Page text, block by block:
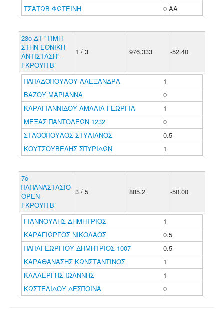
ΤΣΑΤΩΒ ΦΩΤΕΙΝΗ
0 ΑΑ
23ο ΔΤ "ΤΙΜΗ
ΣΤΗΝ ΕΘΝΙΚΗ
ΑΝΤΙΣΤΑΣΗ" -
ΓΚΡΟΥΠ Β΄
1 / 3 976.333 -52.40
ΠΑΠΑΔΟΠΟΥΛΟΥ ΑΛΕΞΑΝΔΡΑ
1
ΒΑΖΟΥ ΜΑΡΙΑΝΝΑ
0
ΚΑΡΑΓΙΑΝΝΙΔΟΥ ΑΜΑΛΙΑ ΓΕΩΡΓΙΑ
1
ΜΕΞΑΣ ΠΑΝΤΟΛΕΩΝ 1232
0
ΣΤΑΘΟΠΟΥΛΟΣ ΣΤΥΛΙΑΝΟΣ
0.5
ΚΟΥΤΣΟΥΒΕΛΗΣ ΣΠΥΡΙΔΩΝ
1
7ο
ΠΑΠΑΝΑΣΤΑΣΙΟ
ΟΡΕΝ -
ΓΚΡΟΥΠ Β΄
3 / 5 885.2 -50.00
ΓΙΑΝΝΟΥΛΗΣ ΔΗΜΗΤΡΙΟΣ
1
ΚΑΡΑΓΙΩΡΓΟΣ ΝΙΚΟΛΑΟΣ
0.5
ΠΑΠΑΓΕΩΡΓΙΟΥ ΔΗΜΗΤΡΙΟΣ 1007
0.5
ΚΑΡΑΘΑΝΑΣΗΣ ΚΩΝΣΤΑΝΤΙΝΟΣ
1
ΚΑΛΛΕΡΓΗΣ ΙΩΑΝΝΗΣ
1
ΚΩΣΤΕΛΙΔΟΥ ΔΕΣΠΟΙΝΑ
0